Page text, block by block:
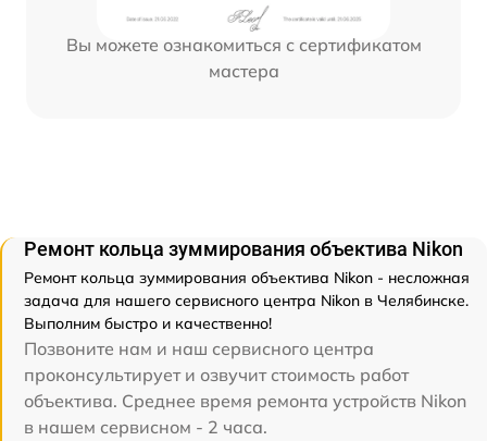
Вы можете ознакомиться с сертификатом
мастера
Ремонт кольца зуммирования объектива Nikon
Ремонт кольца зуммирования объектива Nikon - несложная
задача для нашего сервисного центра Nikon в Челябинске.
Выполним быстро и качественно!
Позвоните нам и наш сервисного центра
проконсультирует и озвучит стоимость работ
объектива. Среднее время ремонта устройств Nikon
в нашем сервисном - 2 часа.